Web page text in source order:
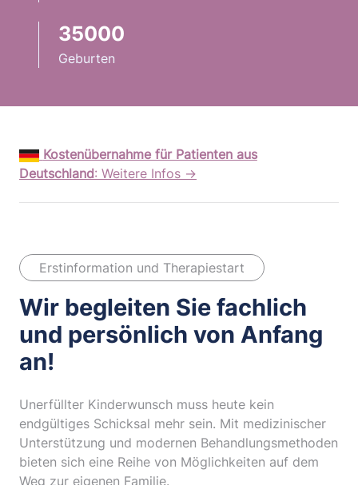
35000
Geburten
Kostenübernahme für Patienten aus
Deutschland: Weitere Infos →
Erstinformation und Therapiestart
Wir begleiten Sie fachlich
und persönlich von Anfang
an!
Unerfüllter Kinderwunsch muss heute kein
endgültiges Schicksal mehr sein. Mit medizinischer
Unterstützung und modernen Behandlungsmethoden
bieten sich eine Reihe von Möglichkeiten auf dem
Weg zur eigenen Familie.